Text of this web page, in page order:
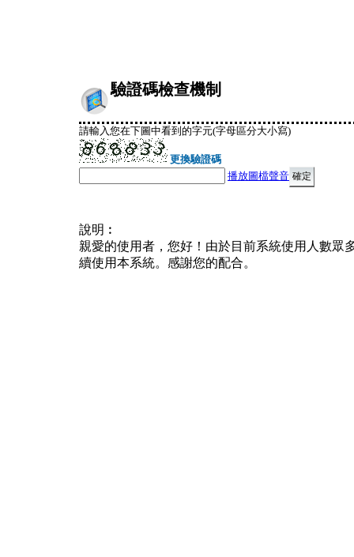
驗證碼檢查機制
請輸入您在下圖中看到的字元(字母區分大小寫)
更換驗證碼
播放圖檔聲音
說明︰
親愛的使用者，您好！由於目前系統使用人數眾
續使用本系統。感謝您的配合。